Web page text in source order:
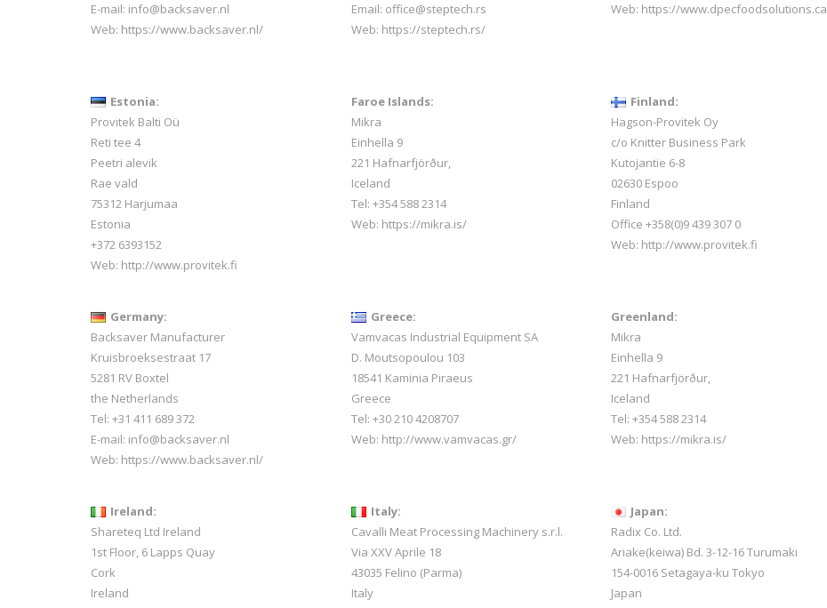
E-mail: info@backsaver.nl
Web: https://www.backsaver.nl/
Email: office@steptech.rs
Web: https://steptech.rs/
Web: https://www.dpecfoodsolutions.ca
Estonia:
Provitek Balti Oü
Reti tee 4
Peetri alevik
Rae vald
75312 Harjumaa
Estonia
+372 6393152
Web: http://www.provitek.fi
Faroe Islands:
Mikra
Einhella 9
221 Hafnarfjörður,
Iceland
Tel: +354 588 2314
Web: https://mikra.is/
Finland:
Hagson-Provitek Oy
c/o Knitter Business Park
Kutojantie 6-8
02630 Espoo
Finland
Office +358(0)9 439 307 0
Web: http://www.provitek.fi
Germany:
Backsaver Manufacturer
Kruisbroeksestraat 17
5281 RV Boxtel
the Netherlands
Tel: +31 411 689 372
E-mail: info@backsaver.nl
Web: https://www.backsaver.nl/
Greece:
Vamvacas Industrial Equipment SA
D. Moutsopoulou 103
18541 Kaminia Piraeus
Greece
Tel: +30 210 4208707
Web: http://www.vamvacas.gr/
Greenland:
Mikra
Einhella 9
221 Hafnarfjörður,
Iceland
Tel: +354 588 2314
Web: https://mikra.is/
Ireland:
Shareteq Ltd Ireland
1st Floor, 6 Lapps Quay
Cork
Ireland
Italy:
Cavalli Meat Processing Machinery s.r.l.
Via XXV Aprile 18
43035 Felino (Parma)
Italy
Japan:
Radix Co. Ltd.
Ariake(keiwa) Bd. 3-12-16 Turumaki
154-0016 Setagaya-ku Tokyo
Japan